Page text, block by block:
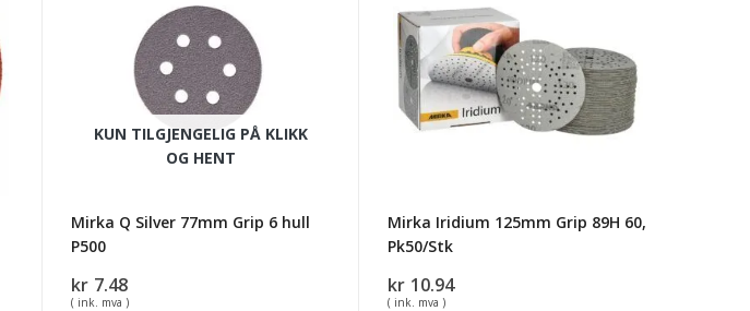
KUN TILGJENGELIG PÅ KLIKK
OG HENT
Mirka Q Silver 77mm Grip 6 hull
P500
kr 7.48
( ink. mva )
125mm
Grip
89H
60,
Pk50/Stk
Mirka Iridium 125mm Grip 89H 60,
Pk50/Stk
kr 10.94
( ink. mva )